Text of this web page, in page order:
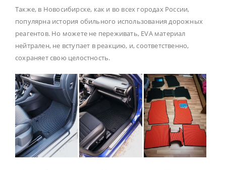
Также, в Новосибирске, как и во всех городах России,
популярна история обильного использования дорожных
реагентов. Но можете не переживать, EVA материал
нейтрален, не вступает в реакцию, и, соответственно,
сохраняет свою целостность.